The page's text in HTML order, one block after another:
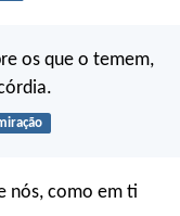
os que o temem,
nós, como em ti